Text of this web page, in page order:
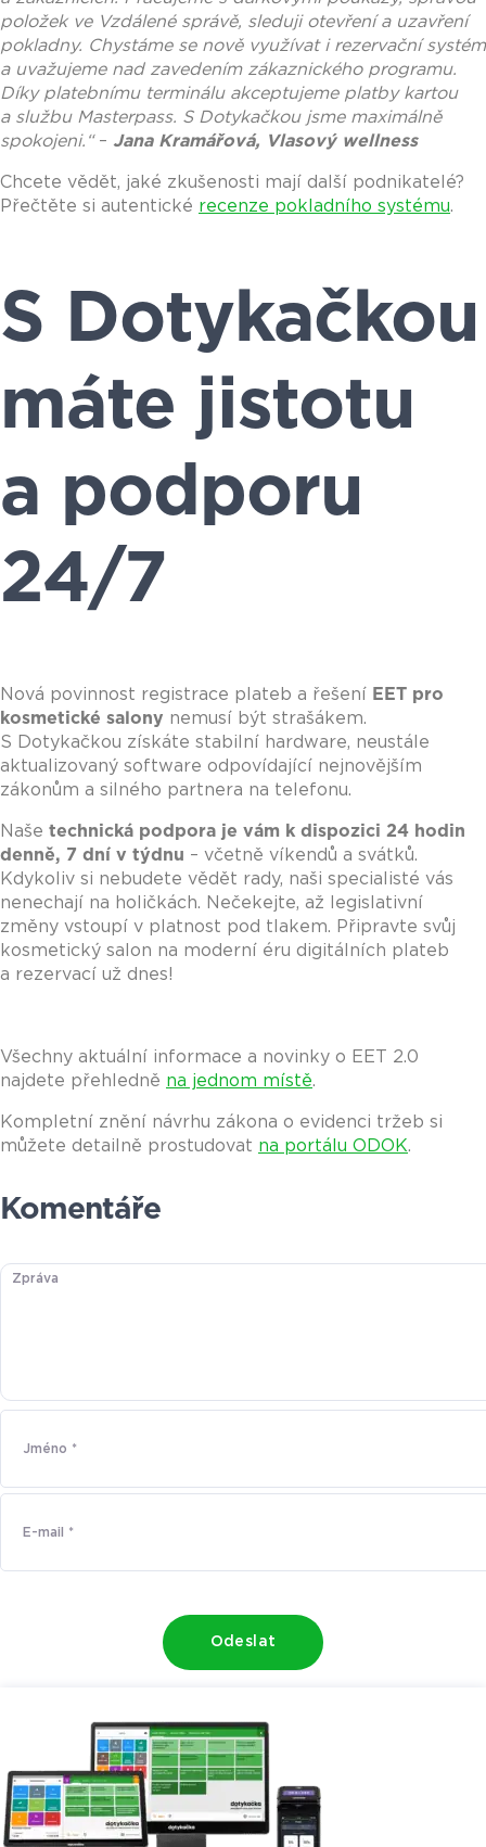
položek ve Vzdálené správě, sleduji otevření a uzavření
pokladny. Chystáme se nově využívat i rezervační systém
a uvažujeme nad zavedením zákaznického programu.
Díky platebnímu terminálu akceptujeme platby kartou
a službu Masterpass. S Dotykačkou jsme maximálně
spokojeni.“– Jana Kramářová, Vlasový wellness
Chcete vědět, jaké zkušenosti mají další podnikatelé?
Přečtěte si autentické recenze pokladního systému.
S Dotykačkou
máte jistotu
a podporu
24/7
Nová povinnost registrace plateb a řešení EET pro
kosmetické salony nemusí být strašákem.
S Dotykačkou získáte stabilní hardware, neustále
aktualizovaný software odpovídající nejnovějším
zákonům a silného partnera na telefonu.
Naše technická podpora je vám k dispozici 24 hodin
denně, 7 dní v týdnu – včetně víkendů a svátků.
Kdykoliv si nebudete vědět rady, naši specialisté vás
nenechají na holičkách. Nečekejte, až legislativní
změny vstoupí v platnost pod tlakem. Připravte svůj
kosmetický salon na moderní éru digitálních plateb
a rezervací už dnes!
Všechny aktuální informace a novinky o EET 2.0
najdete přehledně na jednom místě.
Kompletní znění návrhu zákona o evidenci tržeb si
můžete detailně prostudovat na portálu ODOK.
Komentáře
Odeslat